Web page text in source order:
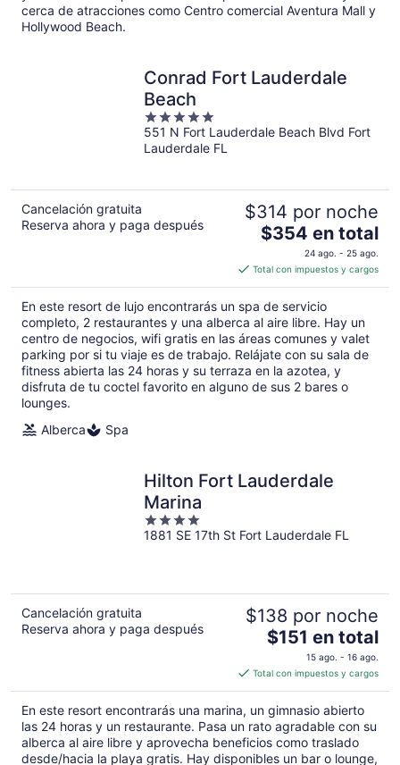
noche
cerca de atracciones como Centro comercial Aventura Mall y
Hollywood Beach.
Conrad Fort Lauderdale
Beach
5
out
of
551 N Fort Lauderdale Beach Blvd Fort
Lauderdale FL
Cancelación gratuita
Reserva ahora y paga después
$314 por noche
El
es
de
$354
en
total
por
noche
$354 en total
24 ago. - 25 ago.
Total con impuestos y cargos
En este resort de lujo encontrarás un spa de servicio
completo, 2 restaurantes y una alberca al aire libre. Hay un
centro de negocios, wifi gratis en las áreas comunes y valet
parking por si tu viaje es de trabajo. Relájate con su sala de
fitness abierta las 24 horas y su terraza en la azotea, y
disfruta de tu coctel favorito en alguno de sus 2 bares o
lounges.
Alberca
Spa
Hilton Fort Lauderdale
Marina
4
out
1881 SE 17th St Fort Lauderdale FL
Cancelación gratuita
Reserva ahora y paga después
$138 por noche
El
precio
es
de
$151
en
total
por
$151 en total
15 ago. - 16 ago.
Total con impuestos y cargos
En este resort encontrarás una marina, un gimnasio abierto
las 24 horas y un restaurante. Pasa un rato agradable con su
alberca al aire libre y aprovecha beneficios como traslado
desde/hacia la playa gratis. Hay disponibles un bar o lounge,